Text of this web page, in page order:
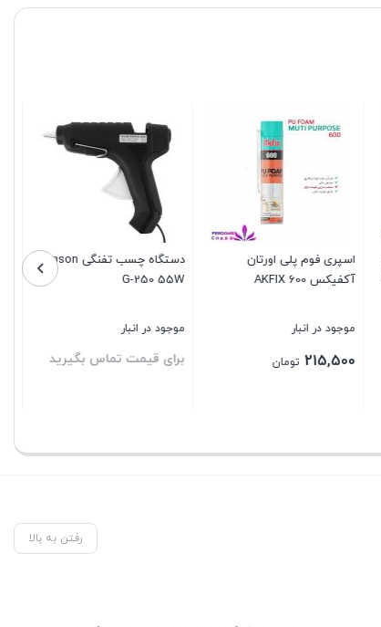
چسب ام اس پلیمر شفاف
موجود در انبار
490,000 تومان
رنگ اکریلیک ۱۲ رنگ ۲۱ میل
وستا
موجود در انبار
برای قیمت تماس بگیرید
رفتن به بالا